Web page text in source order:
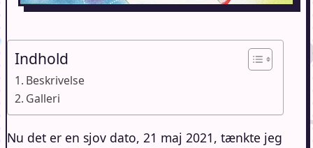
Indhold
Beskrivelse
Galleri
Nu det er en sjov dato, 21 maj 2021, tænkte jeg